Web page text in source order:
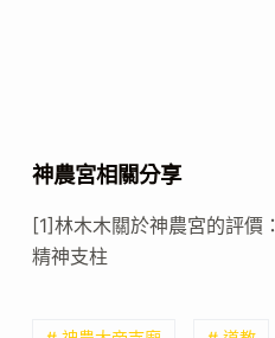
神農宮相關分享
[1]林木木關於神農宮的評價：
精神支柱